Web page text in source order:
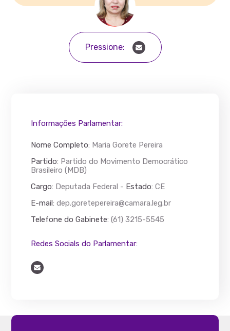
Pressione:
Informações Parlamentar:
Nome Completo: Maria Gorete Pereira
Partido: Partido do Movimento Democrático
Brasileiro (MDB)
Cargo: Deputada Federal - Estado: CE
E-mail:dep.goretepereira@camara.leg.br
Telefone do Gabinete: (61) 3215-5545
Redes Socials do Parlamentar: